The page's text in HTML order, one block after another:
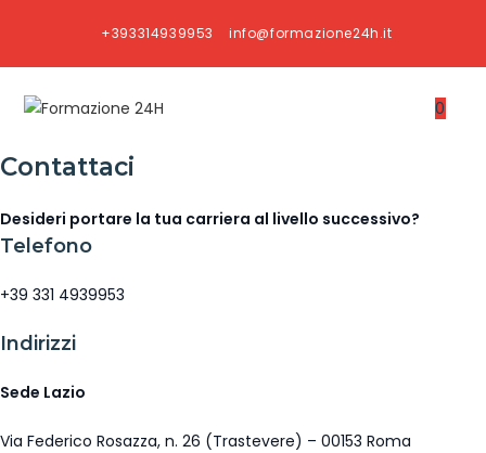
contenuto
+393314939953 info@formazione24h.it
0
Contattaci
Desideri portare la tua carriera al livello successivo?
Telefono
+39 331 4939953
Indirizzi
Sede Lazio
Via Federico Rosazza, n. 26 (Trastevere) – 00153 Roma